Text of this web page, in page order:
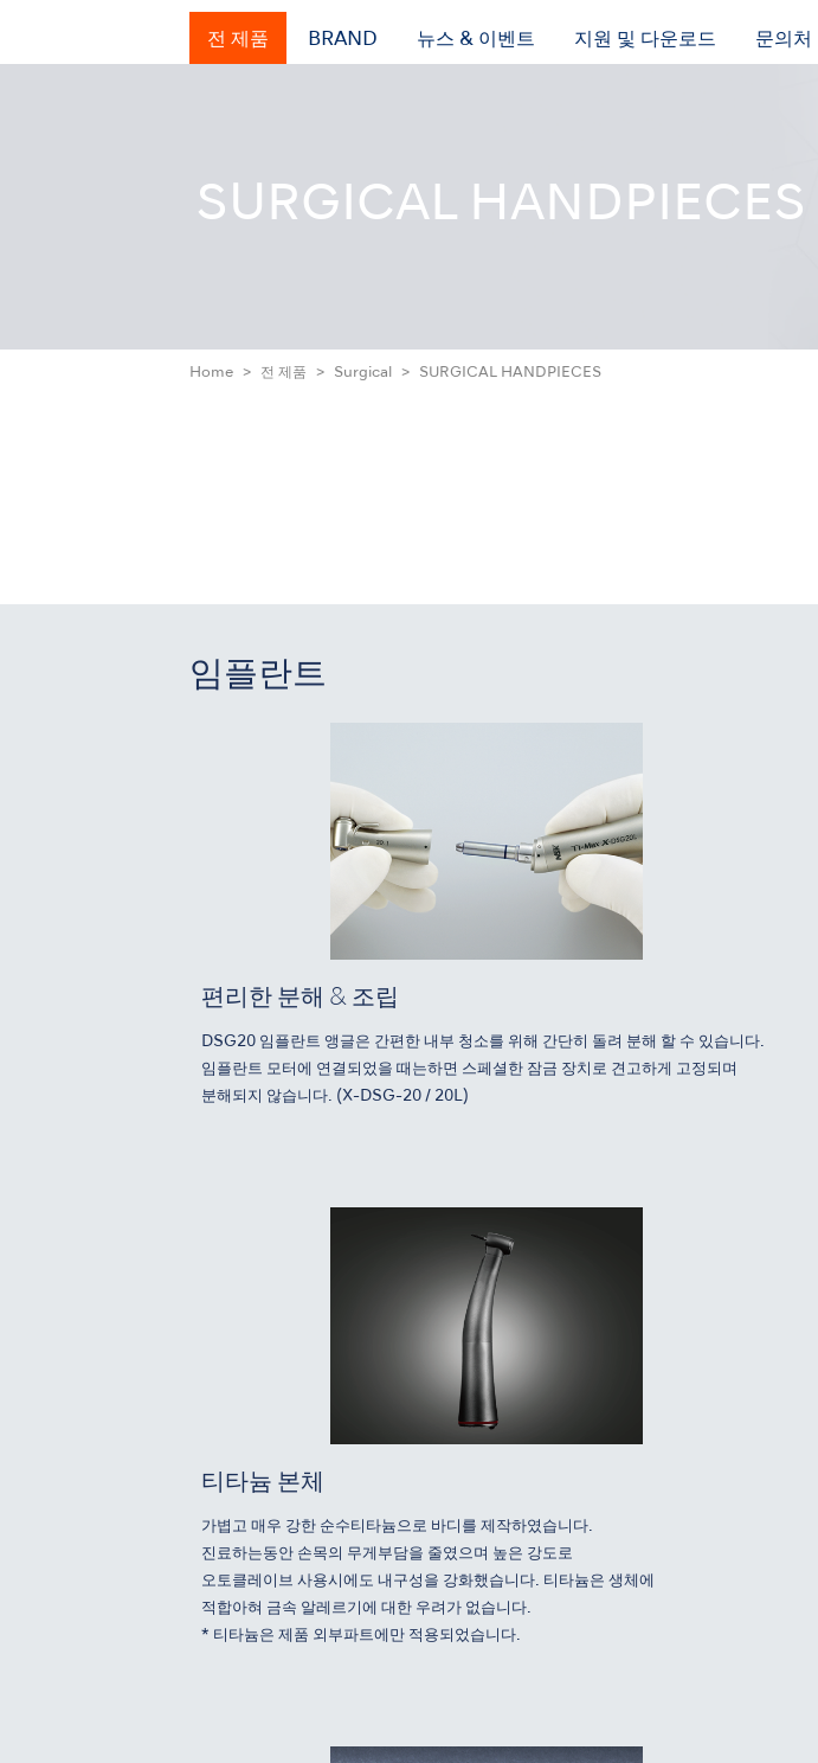
전 제품 BRAND 뉴스 & 이벤트 지원 및 다운로드 문의처
SURGICAL HANDPIECES
Home 전 제품 Surgical SURGICAL HANDPIECES
임플란트
편리한 분해 & 조립
DSG20 임플란트 앵글은 간편한 내부 청소를 위해 간단히 돌려 분해 할 수 있습니다.
임플란트 모터에 연결되었을 때는하면 스페셜한 잠금 장치로 견고하게 고정되며
분해되지 않습니다. (X-DSG-20 / 20L)
티타늄 본체
가볍고 매우 강한 순수티타늄으로 바디를 제작하였습니다.
진료하는동안 손목의 무게부담을 줄였으며 높은 강도로
오토클레이브 사용시에도 내구성을 강화했습니다. 티타늄은 생체에
적합아혀 금속 알레르기에 대한 우려가 없습니다.
* 티타늄은 제품 외부파트에만 적용되었습니다.